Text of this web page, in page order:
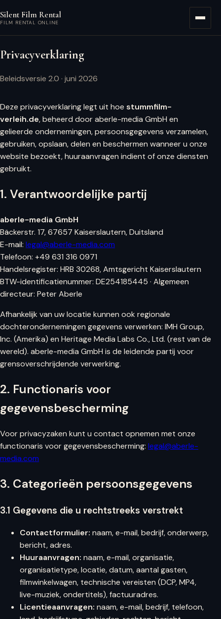
Silent Film Rental
FILM RENTAL ONLINE
Privacyverklaring
Beleidsversie 2.0 · juni 2026
Deze privacyverklaring legt uit hoe stummfilm-
verleih.de, beheerd door aberle-media GmbH en
gelieerde ondernemingen, persoonsgegevens verzamelen,
gebruiken, opslaan, delen en beschermen wanneer u onze
website bezoekt, huuraanvragen indient of onze diensten
gebruikt.
1. Verantwoordelijke partij
aberle-media GmbH
Bäckerstr. 17, 67657 Kaiserslautern, Duitsland
E-mail: legal@aberle-media.com
Telefoon: +49 631 316 0971
Handelsregister: HRB 30268, Amtsgericht Kaiserslautern
BTW-identificatienummer: DE254185445 · Algemeen
directeur: Peter Aberle
Afhankelijk van uw locatie kunnen ook regionale
dochterondernemingen gegevens verwerken: IMH Group,
Inc. (Amerika) en Heritage Media Labs Co., Ltd. (rest van de
wereld). aberle-media GmbH is de leidende partij voor
grensoverschrijdende verwerking.
2. Functionaris voor
gegevensbescherming
Voor privacyzaken kunt u contact opnemen met onze
functionaris voor gegevensbescherming: legal@aberle-
media.com
3. Categorieën persoonsgegevens
3.1 Gegevens die u rechtstreeks verstrekt
Contactformulier: naam, e-mail, bedrijf, onderwerp,
bericht, adres.
Huuraanvragen: naam, e-mail, organisatie,
organisatietype, locatie, datum, aantal gasten,
filmwinkelwagen, technische vereisten (DCP, MP4,
live-muziek, ondertitels), factuuradres.
Licentieaanvragen: naam, e-mail, bedrijf, telefoon,